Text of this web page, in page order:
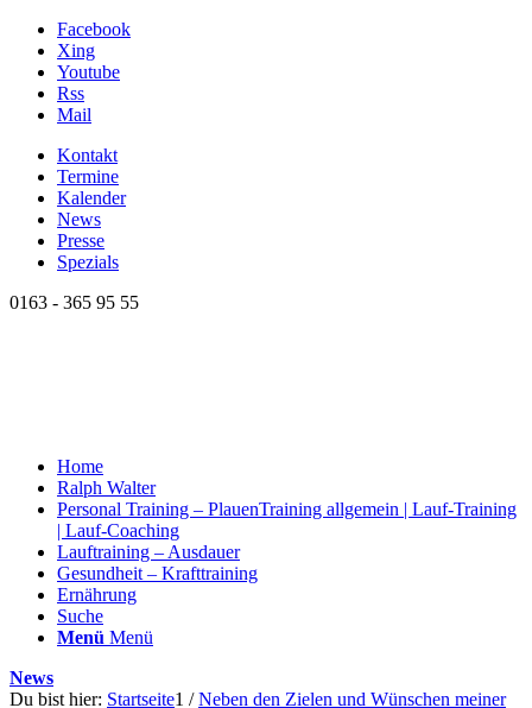
Facebook
Xing
Youtube
Rss
Mail
Kontakt
Termine
Kalender
News
Presse
Spezials
0163 - 365 95 55
Home
Ralph Walter
Personal Training – PlauenTraining allgemein | Lauf-Training
| Lauf-Coaching
Lauftraining – Ausdauer
Gesundheit – Krafttraining
Ernährung
Suche
Menü Menü
News
Du bist hier: Startseite1 / Neben den Zielen und Wünschen meiner